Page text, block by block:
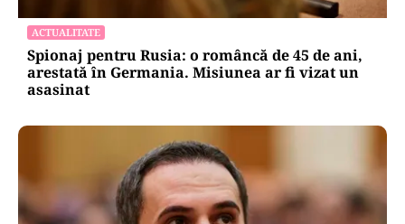
ACTUALITATE
Spionaj pentru Rusia: o româncă de 45 de ani,
arestată în Germania. Misiunea ar fi vizat un
asasinat